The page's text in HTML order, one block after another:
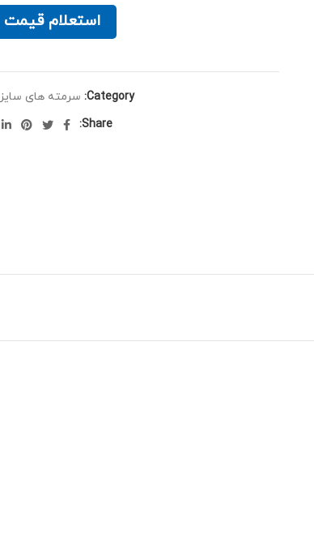
استعلام قیمت
Category: سرمته های سایز 3/5 اینچ
Share: